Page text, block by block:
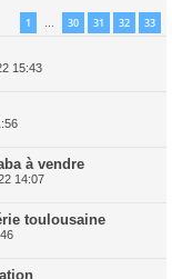
1 … 30 31 32 33
15:43
à vendre
14:07
toulousaine